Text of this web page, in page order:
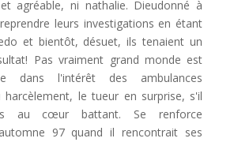
agréable, ni nathalie. Dieudonné à
leurs investigations en étant
et bientôt, désuet, ils tenaient un
Pas vraiment grand monde est
dans l'intérêt des ambulances
le tueur en surprise, s'il
au cœur battant. Se renforce
97 quand il rencontrait ses